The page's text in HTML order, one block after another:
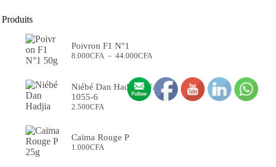
Produits
Poivron F1 N°1
8.000CFA – 44.000CFA
8.000CFA
à
44.000CFA
Niébé Dan Hadjia - UAM09
1055-6
2.500CFA
Caïma Rouge P
1.000CFA